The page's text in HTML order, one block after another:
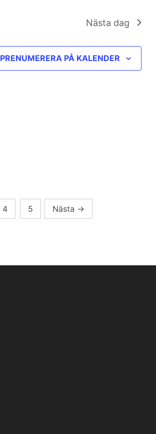
Nästa dag
PRENUMERERA PÅ KALENDER
4 5 Nästa →